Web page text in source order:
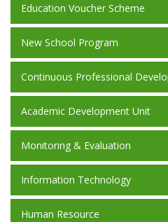
Education Voucher Scheme
New School Program
Continuous Professional
Academic Development Unit
Monitoring & Evaluation
Information Technology
Human Resource